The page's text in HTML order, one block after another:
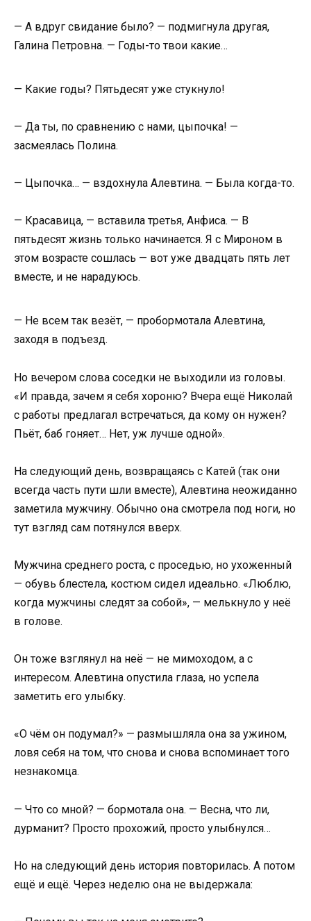
— А вдруг свидание было? — подмигнула другая,
Галина Петровна. — Годы-то твои какие…
— Какие годы? Пятьдесят уже стукнуло!
— Да ты, по сравнению с нами, цыпочка! —
засмеялась Полина.
— Цыпочка… — вздохнула Алевтина. — Была когда-то.
— Красавица, — вставила третья, Анфиса. — В
пятьдесят жизнь только начинается. Я с Мироном в
этом возрасте сошлась — вот уже двадцать пять лет
вместе, и не нарадуюсь.
— Не всем так везёт, — пробормотала Алевтина,
заходя в подъезд.
Но вечером слова соседки не выходили из головы.
«И правда, зачем я себя хороню? Вчера ещё Николай
с работы предлагал встречаться, да кому он нужен?
Пьёт, баб гоняет… Нет, уж лучше одной».
На следующий день, возвращаясь с Катей (так они
всегда часть пути шли вместе), Алевтина неожиданно
заметила мужчину. Обычно она смотрела под ноги, но
тут взгляд сам потянулся вверх.
Мужчина среднего роста, с проседью, но ухоженный
— обувь блестела, костюм сидел идеально. «Люблю,
когда мужчины следят за собой», — мелькнуло у неё
в голове.
Он тоже взглянул на неё — не мимоходом, а с
интересом. Алевтина опустила глаза, но успела
заметить его улыбку.
«О чём он подумал?» — размышляла она за ужином,
ловя себя на том, что снова и снова вспоминает того
незнакомца.
— Что со мной? — бормотала она. — Весна, что ли,
дурманит? Просто прохожий, просто улыбнулся…
Но на следующий день история повторилась. А потом
ещё и ещё. Через неделю она не выдержала: